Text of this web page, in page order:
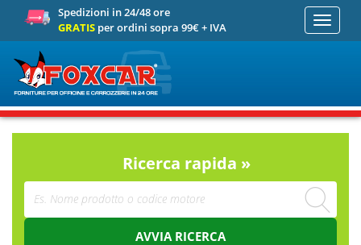
Spedizioni in 24/48 ore
GRATIS per ordini sopra 99€ + IVA
Toggle
Ricerca rapida »
AVVIA RICERCA